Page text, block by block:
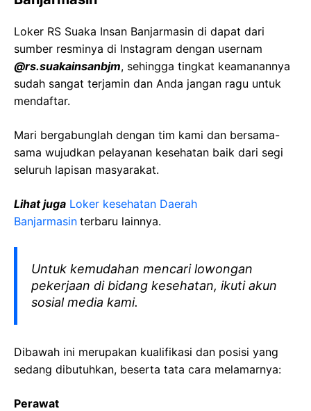
Loker RS Suaka Insan Banjarmasin di dapat dari
sumber resminya di Instagram dengan usernam
@rs.suakainsanbjm, sehingga tingkat keamanannya
sudah sangat terjamin dan Anda jangan ragu untuk
mendaftar.
Mari bergabunglah dengan tim kami dan bersama-
sama wujudkan pelayanan kesehatan baik dari segi
seluruh lapisan masyarakat.
Lihat juga Loker kesehatan Daerah
Banjarmasin terbaru lainnya.
Untuk kemudahan mencari lowongan
pekerjaan di bidang kesehatan, ikuti akun
sosial media kami.
Dibawah ini merupakan kualifikasi dan posisi yang
sedang dibutuhkan, beserta tata cara melamarnya:
Perawat